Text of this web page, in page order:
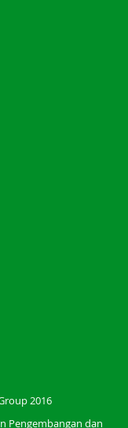
2016
Pengembangan dan